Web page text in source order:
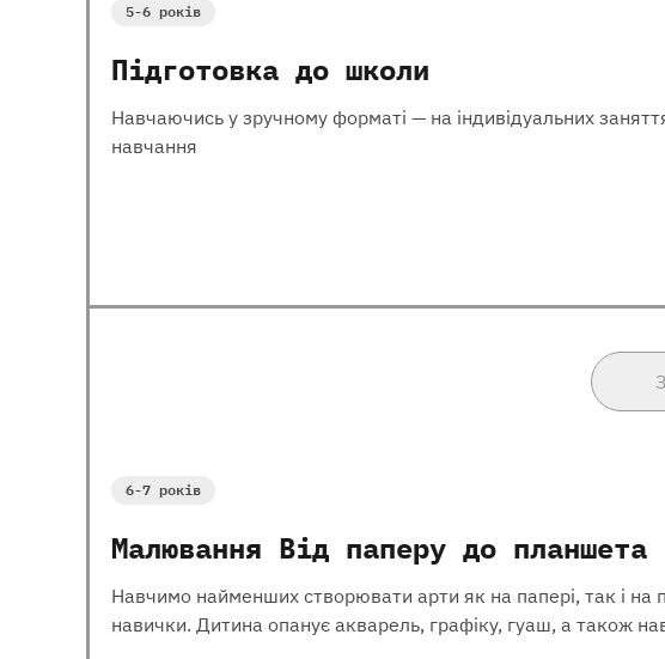
5-6 років
Підготовка до школи
Навчаючись у зручному форматі — на індивідуальних
навчання
6-7 років
Малювання Від паперу до планшета
Навчимо найменших створювати арти як на папері, так і на
навички. Дитина опанує акварель, графіку, гуаш, а також